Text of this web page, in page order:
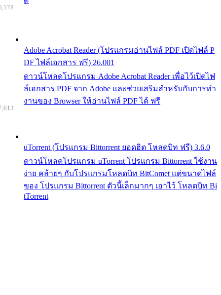
Adobe Acrobat Reader (โปรแกรมอ่านไฟล์ PDF เปิดไฟล์ P
DF ไฟล์เอกสาร ฟรี) 26.001
ดาวน์โหลดโปรแกรม Adobe Acrobat Reader เพื่อไว้เปิดไฟ
ล์เอกสาร PDF จาก Adobe และช่วยเสริมสำหรับกับการทำ
งานของ Browser ให้อ่านไฟล์ PDF ได้ ฟรี
uTorrent (โปรแกรม Bittorrent ยอดฮิต โหลดบิท ฟรี) 3.6.0
ดาวน์โหลดโปรแกรม uTorrent โปรแกรม Bittorrent ใช้งาน
ง่าย คล้ายๆ กับโปรแกรมโหลดบิท BitComet แต่ขนาดไฟล์
ของ โปรแกรม Bittorrent ตัวนี้เล็กมากๆ เอาไว้ โหลดบิท Bi
tTorrent